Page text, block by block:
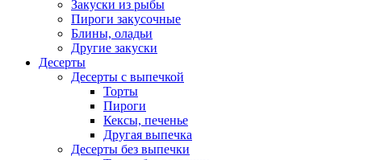
Закуски из рыбы
Пироги закусочные
Блины, оладьи
Другие закуски
Десерты
Десерты с выпечкой
Торты
Пироги
Кексы, печенье
Другая выпечка
Десерты без выпечки